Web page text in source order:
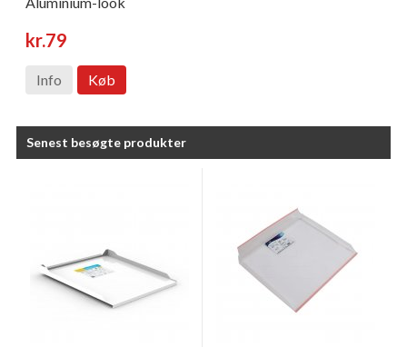
kr.79
Info Køb
Senest besøgte produkter